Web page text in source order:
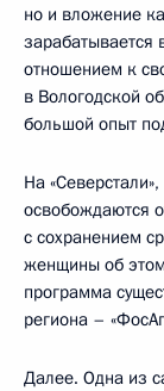
но и вложение
зарабатывается
отношением к
в Вологодской
большой опыт
На
освобождаются
с сохранением
женщины об
программа
региона –
Далее. Одна из